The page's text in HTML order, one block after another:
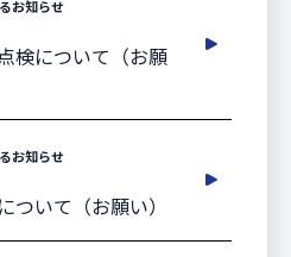
お知らせ
検について（お願
お知らせ
ついて（お願い）